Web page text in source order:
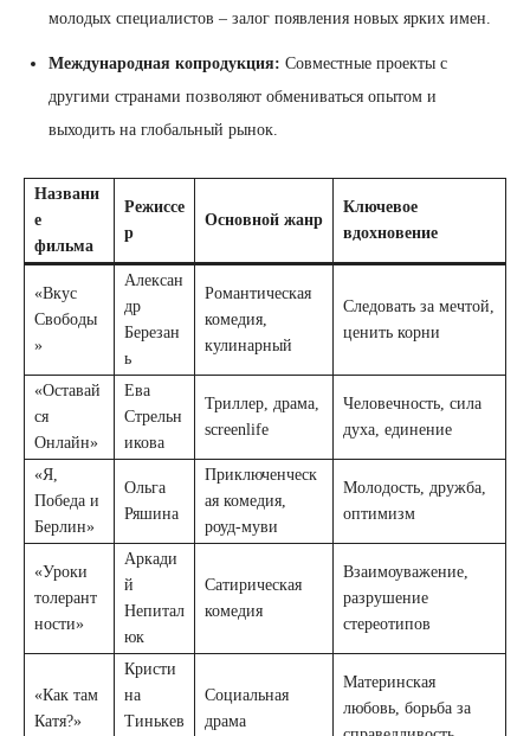
молодых специалистов – залог появления новых ярких имен.
Международная копродукция: Совместные проекты с
другими странами позволяют обмениваться опытом и
выходить на глобальный рынок.
Названи
е
фильма
Режиссе
р
Основной жанр
Ключевое
вдохновение
«Вкус
Свободы
»
Алексан
др
Березан
ь
Романтическая
комедия,
кулинарный
Следовать за мечтой,
ценить корни
«Оставай
ся
Онлайн»
Ева
Стрельн
икова
Триллер, драма,
screenlife
Человечность, сила
духа, единение
«Я,
Победа и
Берлин»
Ольга
Ряшина
Приключенческ
ая комедия,
роуд-муви
Молодость, дружба,
оптимизм
«Уроки
толерант
ности»
Аркади
й
Непитал
юк
Сатирическая
комедия
Взаимоуважение,
разрушение
стереотипов
«Как там
Катя?»
Кристи
на
Тинькев
Социальная
драма
Материнская
любовь, борьба за